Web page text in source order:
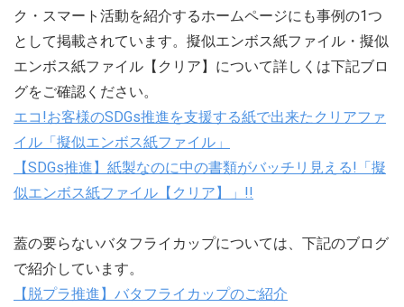
ク・スマート活動を紹介するホームページにも事例の1つ
として掲載されています。擬似エンボス紙ファイル・擬似
エンボス紙ファイル【クリア】について詳しくは下記ブロ
グをご確認ください。
エコ!お客様のSDGs推進を支援する紙で出来たクリアファ
イル「擬似エンボス紙ファイル」
【SDGs推進】紙製なのに中の書類がバッチリ見える!「擬
似エンボス紙ファイル【クリア】」!!
蓋の要らないバタフライカップについては、下記のブログ
で紹介しています。
【脱プラ推進】バタフライカップのご紹介